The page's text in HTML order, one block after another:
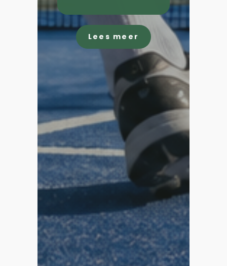
Lees meer